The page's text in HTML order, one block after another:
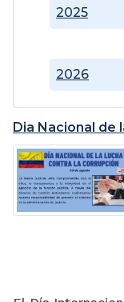
2025
2026
Dia Nacional de